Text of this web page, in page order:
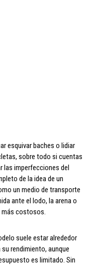
esquivar baches o lidiar
sobre todo si cuentas
las imperfecciones del
de la idea de un
un medio de transporte
ante el lodo, la arena o
más costosos.
suele estar alrededor
rendimiento, aunque
es limitado. Sin